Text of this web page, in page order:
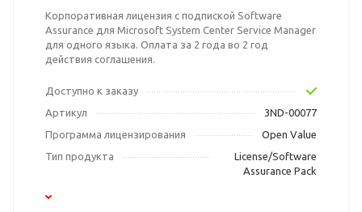
Корпоративная лицензия с подпиской Software
Assurance для Microsoft System Center Service Manager
для одного языка. Оплата за 2 года во 2 год
действия соглашения.
Доступно к заказу
Артикул
3ND-00077
Программа лицензирования
Open Value
Тип продукта
License/Software
Assurance Pack